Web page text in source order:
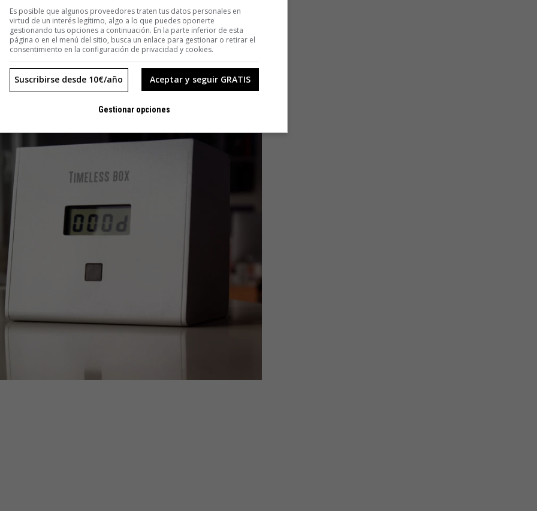
inventor y publicitario. «Estamos contentos. No hay
y, además, el retraso ha merecido la pena porque
La vida sin música sería un error (Nietzsche)
Es posible que algunos proveedores traten tus datos personales en
virtud de un interés legítimo, algo a lo que puedes oponerte
gestionando tus opciones a continuación. En la parte inferior de esta
página o en el menú del sitio, busca un enlace para gestionar o retirar el
consentimiento en la configuración de privacidad y cookies.
Aceptar y seguir GRATIS
Suscribirse desde 10€/año
Gestionar opciones